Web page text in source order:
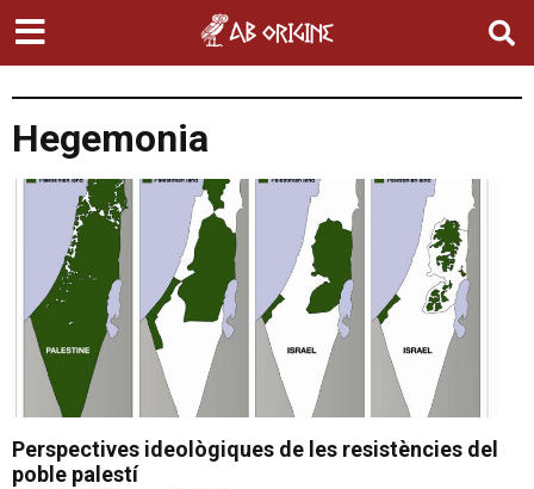
Hegemonia
Perspectives ideològiques de les resistències del
poble palestí